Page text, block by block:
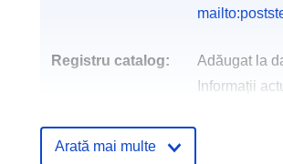
Registru catalog: Adăugat la
Informații
Spațial:
Arată mai multe